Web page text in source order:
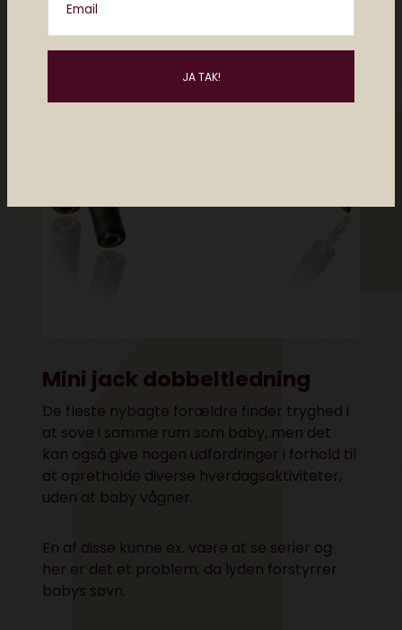
Email
Mini jack dobbeltledning
De fleste nybagte forældre finder tryghed i
at sove i samme rum som baby, men det
kan også give nogen udfordringer i forhold til
at opretholde diverse hverdagsaktiviteter,
uden at baby vågner.
En af disse kunne ex. være at se serier og
her er det et problem, da lyden forstyrrer
babys søvn.